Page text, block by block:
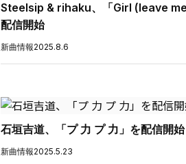
Steelsip & rihaku、「Girl (leave
配信開始
新曲情報2025.8.6
石垣吉道、「プ 力 プ 力」を配信開始
新曲情報2025.5.23